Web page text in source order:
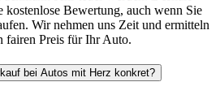
kostenlose Bewertung, auch wenn Sie
Wir nehmen uns Zeit und ermitteln
fairen Preis für Ihr Auto.
bei Autos mit Herz konkret?